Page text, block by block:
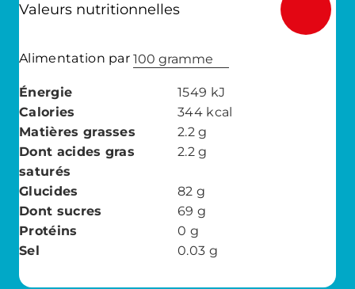
Valeurs nutritionnelles
Alimentation par 100 gramme
Énergie 1549 kJ
Calories
344 kcal
Matières grasses
2.2 g
Dont acides gras
saturés
2.2 g
Glucides 82 g
Dont sucres
69 g
Protéins
0 g
Sel
0.03 g